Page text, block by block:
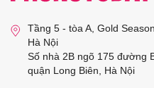
Tầng 5 - tòa A, Gold
Hà Nội
Số nhà 2B ngõ 175 đường
quận Long Biên, Hà Nội